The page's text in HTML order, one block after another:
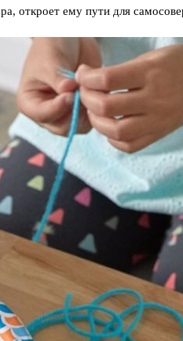
откроет ему пути для